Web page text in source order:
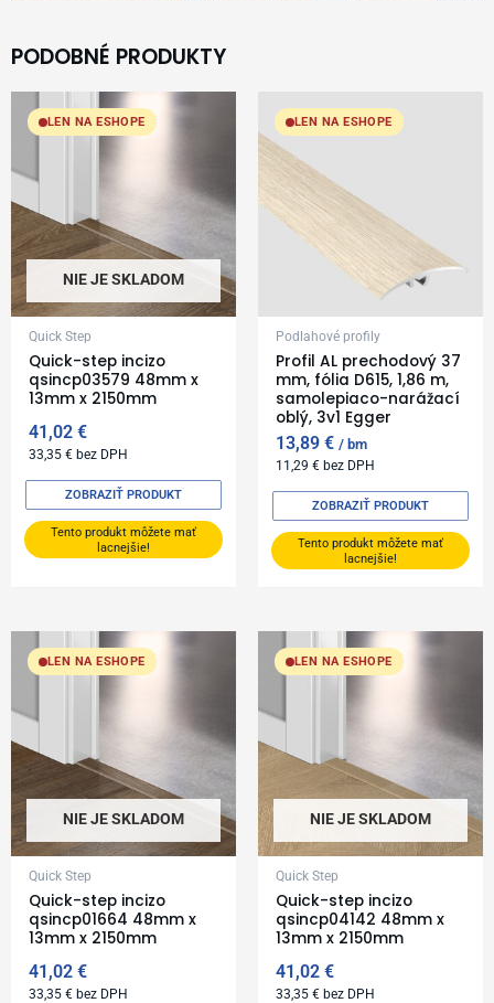
PODOBNÉ PRODUKTY
LEN NA ESHOPE
NIE JE SKLADOM
Quick Step
Quick-step incizo
qsincp03579 48mm x
13mm x 2150mm
41,02€
33,35€ bez DPH
Tento produkt môžete mať
lacnejšie!
ZOBRAZIŤ PRODUKT
LEN NA ESHOPE
Podlahové profily
Profil AL prechodový 37
mm, fólia D615, 1,86 m,
samolepiaco-narážací
oblý, 3v1 Egger
13,89€ bm
11,29€ bez DPH
Tento produkt môžete mať
lacnejšie!
ZOBRAZIŤ PRODUKT
LEN NA ESHOPE
NIE JE SKLADOM
Quick Step
Quick-step incizo
qsincp01664 48mm x
13mm x 2150mm
41,02€
33,35€ bez DPH
LEN NA ESHOPE
NIE JE SKLADOM
Quick Step
Quick-step incizo
qsincp04142 48mm x
13mm x 2150mm
41,02€
33,35€ bez DPH